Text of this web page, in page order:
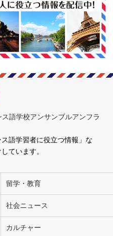
語学校アンサンブルアンフラ
語学習者に役立つ情報」な
ています。
留学・教育
社会ニュース
カルチャー